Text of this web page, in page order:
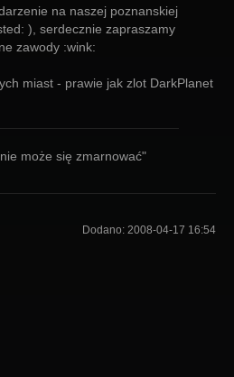
na naszej poznanskiej
), serdecznie zapraszamy
zawody :wink:
miast - prawie jak zlot DarkPlanet
może się zmarnować"
Dodano: 2008-04-17 16:54